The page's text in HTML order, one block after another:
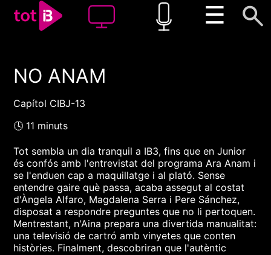
☰
00:00 00:00
NO ANAM
Capítol CIBJ-13
🕓 11 minuts
Tot sembla un dia tranquil a IB3, fins que en Junior
és confós amb l'entrevistat del programa Ara Anam i
se l'enduen cap a maquillatge i al plató. Sense
entendre gaire què passa, acaba assegut al costat
d'Àngela Alfaro, Magdalena Serra i Pere Sánchez,
disposat a respondre preguntes que no li pertoquen.
Mentrestant, n'Aina prepara una divertida manualitat:
una televisió de cartró amb vinyetes que conten
històries. Finalment, descobriran que l'autèntic